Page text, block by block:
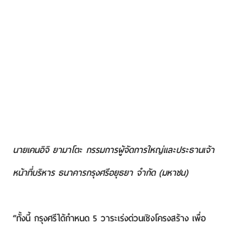
นายเคนอิจิ ยามาโตะ กรรมการผู้จัดการใหญ่และประธานเจ้า
หน้าที่บริหาร ธนาคารกรุงศรีอยุธยา จำกัด (มหาชน)
“ทั้งนี้ กรุงศรีได้กำหนด 5 วาระเร่งด่วนเชิงโครงสร้าง เพื่อ